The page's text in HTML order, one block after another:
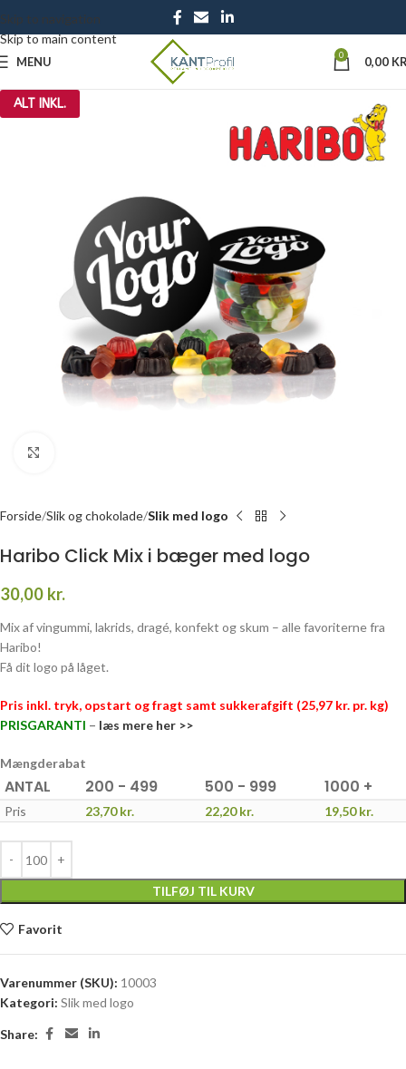
Skip to navigation
Skip to main content
MENU 0 0,00
ALT INKL.
Forside Slik og chokolade Slik med logo
Haribo Click Mix i bæger med logo
30,00 kr.
Mix af vingummi, lakrids, dragé, konfekt og skum – alle favoriterne fra
Haribo!
Få dit logo på låget.
Pris inkl. tryk, opstart og fragt samt sukkerafgift (25,97 kr. pr. kg)
PRISGARANTI – læs mere her >>
Mængderabat
ANTAL 200 - 499 500 - 999 1000 +
Pris 23,70kr. 22,20kr. 19,50kr.
TILFØJ TIL KURV
Favorit
Varenummer (SKU): 10003
Kategori: Slik med logo
Share: